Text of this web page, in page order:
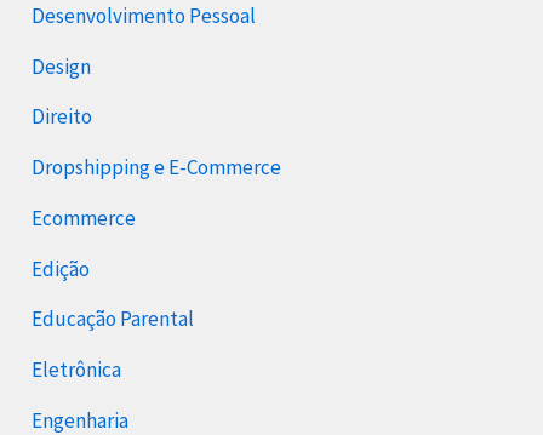
Desenvolvimento Pessoal
Design
Direito
Dropshipping e E-Commerce
Ecommerce
Edição
Educação Parental
Eletrônica
Engenharia